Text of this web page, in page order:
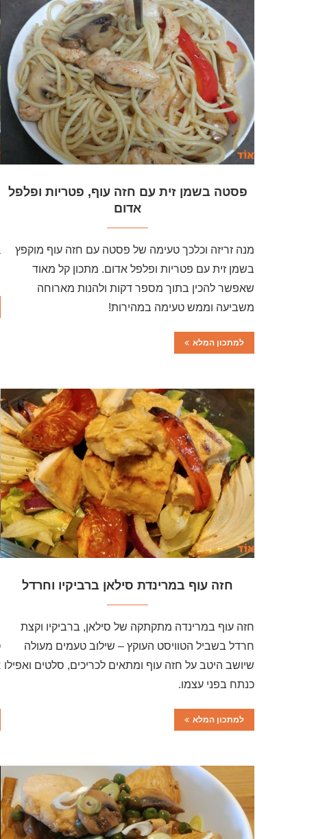
פסטה בשמן זית עם חזה עוף, פטריות ופלפל
אדום
מנה זריזה וכלכך טעימה של פסטה עם חזה עוף מוקפץ
בשמן זית עם פטריות ופלפל אדום. מתכון קל מאוד
שאפשר להכין בתוך מספר דקות ולהנות מארוחה
משביעה וממש טעימה במהירות!
למתכון המלא
חזה עוף במרינדת סילאן ברביקיו וחרדל
חזה עוף במרינדה מתקתקה של סילאן, ברביקיו וקצת
חרדל בשביל הטוויסט העוקץ – שילוב טעמים מעולה
שיושב היטב על חזה עוף ומתאים לכריכים, סלטים ואפילו
כנתח בפני עצמו.
למתכון המלא